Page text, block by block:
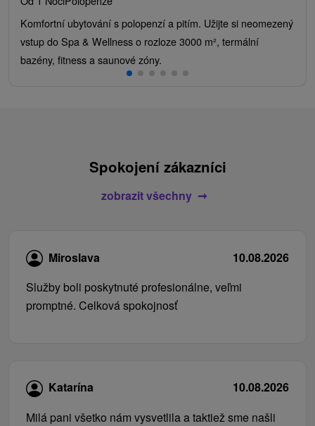
Komfortní ubytování s polopenzí a pitím. Užijte si neomezený
vstup do Spa & Wellness o rozloze 3000 m², termální
bazény, fitness a saunové zóny.
Spokojení zákazníci
zobrazit všechny
Miroslava
10.08.2026
Služby boli poskytnuté profesionálne, veľmi
promptné. Celková spokojnosť
Katarína
10.08.2026
Milá pani všetko nám vysvetlila a taktiež sme našli